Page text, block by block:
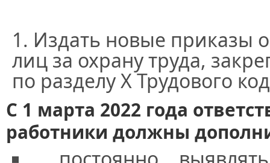
Издать новые приказы
лиц за охрану труда,
по разделу X Трудового
С 1 марта 2022 года
работники должны